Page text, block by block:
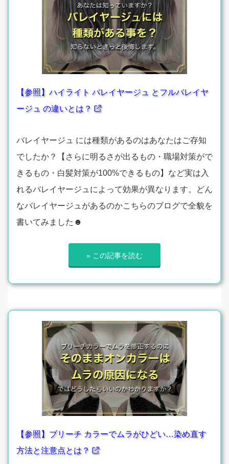
【参照】ハイライト バレイヤージュ とフルバレイヤ
ージュ の違いとは？
バレイヤージュ には種類があるのはあなたはご存知
でしたか？【さらに明るさが出るもの・職場対策がで
きるもの・白髪対策が100%できるもの】など実は入
れるバレイヤージュによって効果が異なります。どん
なバレイヤージュがあるのかこちらのブログで全貌を
書いてみました☻
» この記事を読む
【参照】ブリーチ カラーでムラがひどい…染め直す
方法と注意点とは？